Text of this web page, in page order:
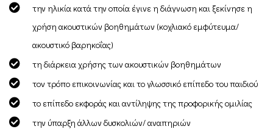
την ηλικία κατά την οποία έγινε η διάγνωση και ξεκίνησε η
χρήση ακουστικών βοηθημάτων (κοχλιακό εμφύτευμα/
ακουστικό βαρηκοΐας)
τη διάρκεια χρήσης των ακουστικών βοηθημάτων
τον τρόπο επικοινωνίας και το γλωσσικό επίπεδο του παιδιού
το επίπεδο εκφοράς και αντίληψης της προφορικής ομιλίας
την ύπαρξη άλλων δυσκολιών/ αναπηριών